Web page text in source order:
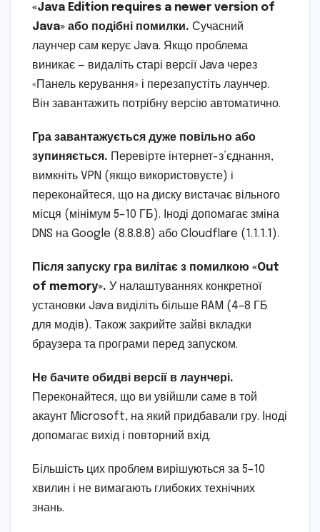
«Java Edition requires a newer version of
Java» або подібні помилки. Сучасний
лаунчер сам керує Java. Якщо проблема
виникає — видаліть старі версії Java через
«Панель керування» і перезапустіть лаунчер.
Він завантажить потрібну версію автоматично.
Гра завантажується дуже повільно або
зупиняється. Перевірте інтернет-з’єднання,
вимкніть VPN (якщо використовуєте) і
переконайтеся, що на диску вистачає вільного
місця (мінімум 5–10 ГБ). Іноді допомагає зміна
DNS на Google (8.8.8.8) або Cloudflare (1.1.1.1).
Після запуску гра вилітає з помилкою «Out
of memory». У налаштуваннях конкретної
установки Java виділіть більше RAM (4–8 ГБ
для модів). Також закрийте зайві вкладки
браузера та програми перед запуском.
Не бачите обидві версії в лаунчері.
Переконайтеся, що ви увійшли саме в той
акаунт Microsoft, на який придбавали гру. Іноді
допомагає вихід і повторний вхід.
Більшість цих проблем вирішуються за 5–10
хвилин і не вимагають глибоких технічних
знань.